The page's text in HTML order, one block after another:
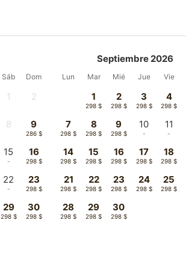
Sáb Dom
1 2
8 9
286 $
15
-
16
298 $
22
-
23
298 $
29
298 $
30
298 $
Septiembre 2026
Lun Mar Mié Jue Vie
1
298 $
2
298 $
3
298 $
4
298 $
7
298 $
8
298 $
9
298 $
10
-
11
-
14
298 $
15
298 $
16
298 $
17
298 $
18
298 $
21
298 $
22
298 $
23
298 $
24
298 $
25
298 $
28
298 $
29
298 $
30
298 $